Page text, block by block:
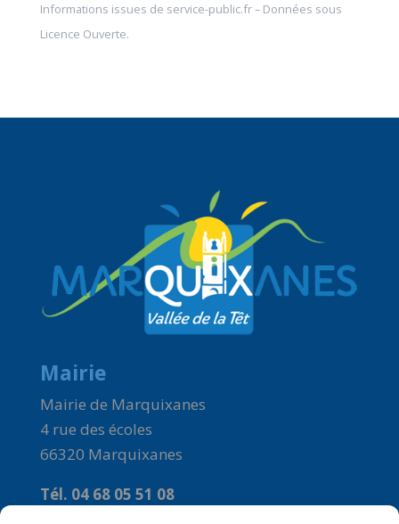
Informations issues de service-public.fr– Données sous
Licence Ouverte.
Mairie
Mairie de Marquixanes
4 rue des écoles
66320 Marquixanes
Tél. 04 68 05 51 08